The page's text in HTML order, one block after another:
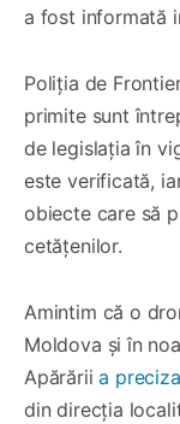
a fost informată
Poliția de
primite sunt
de legislația în
este verificată,
obiecte care să
cetățenilor.
Amintim că o
Moldova și în
Apărării a
din direcția